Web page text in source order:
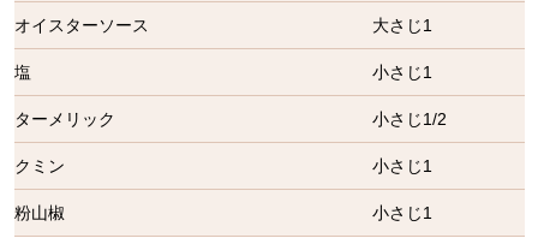
オイスターソース 大さじ1
塩 小さじ1
ターメリック 小さじ1/2
クミン 小さじ1
粉山椒 小さじ1